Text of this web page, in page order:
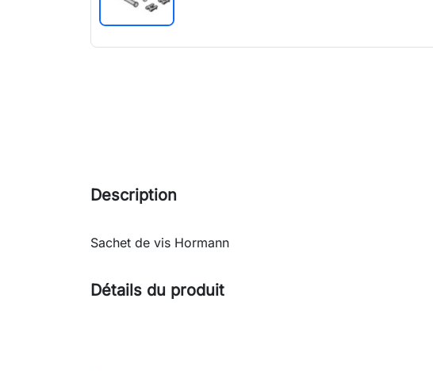
Description
Sachet de vis Hormann
Détails du produit